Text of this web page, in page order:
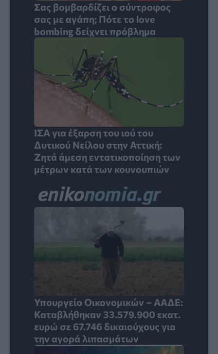
Σας βομβαρδίζει ο σύντροφος
σας με αγάπη; Πότε το love
bombing δείχνει πρόβλημα
ΙΣΑ για έξαρση του ιού του
Δυτικού Νείλου στην Αττική:
Ζητά άμεση εντατικοποίηση των
μέτρων κατά των κουνουπιών
Υπουργείο Οικονομικών – ΑΑΔΕ:
Καταβλήθηκαν 33.579.900 εκατ.
ευρώ σε 67.746 δικαιούχους για
την αγορά λιπασμάτων